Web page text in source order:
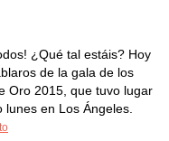
¿Qué tal estáis? Hoy
de la gala de los
Oro 2015, que tuvo lugar
lunes en Los Ángeles.